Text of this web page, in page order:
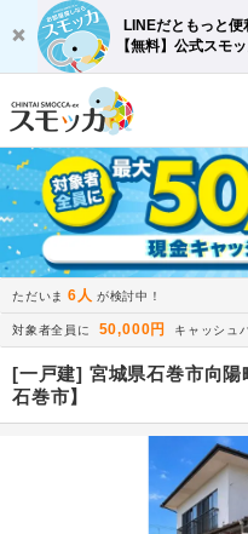
LINEだともっと
【無料】公式スモ
ただいま 6人 が検討中！
対象者全員に 50,000円 キャッシュ
[一戸建] 宮城県石巻市向
石巻市】